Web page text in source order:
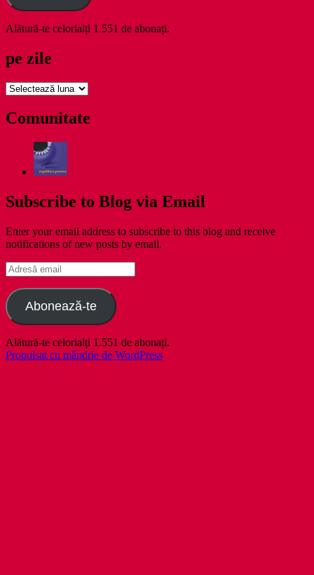
Alătură-te celorlalți 1.551 de abonați.
pe zile
pe
Comunitate
Subscribe to Blog via Email
Enter your email address to subscribe to this blog and receive
notifications of new posts by email.
Adresă
email
Abonează-te
Alătură-te celorlalți 1.551 de abonați.
Propulsat cu mândrie de WordPress